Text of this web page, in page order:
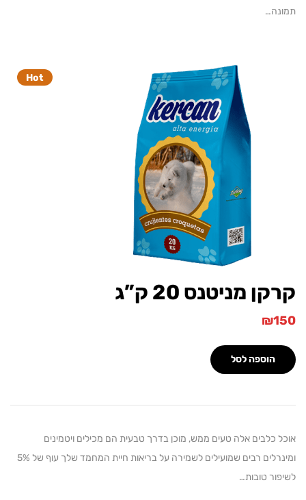
מניטנס 20 ק”ג
₪
הוספה לסל
אלה טעים ממש, מוכן בדרך טבעית הם מכילים ויטמינים
ומינרלים רבים שמועילים לשמירה על בריאות חיית המחמד שלך עוף של 5%
טובות…